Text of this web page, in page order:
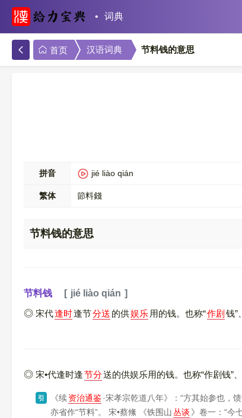
词典
首页 汉语词典 节料钱的意思
拼音 jié liào qián
繁体 節料錢
节料钱的意思
节料钱
jié liào qián
宋代逢时逢节分送 的供娱乐 用的钱。也称“作剧 钱”
宋•代逢时逢节分送的供娱乐用的钱。也称“作剧钱”
引 《续资治通鉴·宋孝宗乾道八年》 ：“方其始参也，
亦省作“节料”。 宋•蔡絛
《铁围山丛谈 》 卷一：“今